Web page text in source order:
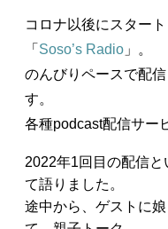
演奏依頼
コロナ以後にスター
「 Soso’s Radio 」。
のんびりペースで配
す。
各種podcast配信サー
2022年1回目の配信
て語りました。
途中から、ゲストに